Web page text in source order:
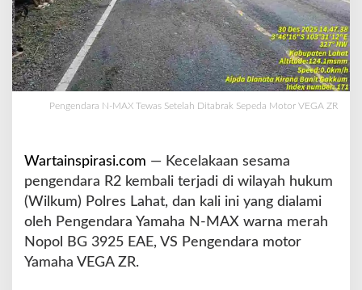
a
s
S
e
t
e
l
D
t
a
b
r
k
Pengendara N-MAX Tewas Setelah Ditabrak Sepeda Motor VEGA ZR
Wartainspirasi.com — Kecelakaan sesama
pengendara R2 kembali terjadi di wilayah hukum
(Wilkum) Polres Lahat, dan kali ini yang dialami
oleh Pengendara Yamaha N-MAX warna merah
Nopol BG 3925 EAE, VS Pengendara motor
Yamaha VEGA ZR.